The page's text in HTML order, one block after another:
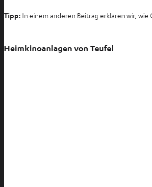
Tipp: In einem anderen Beitrag erklären wir,
Heimkinoanlagen von Teufel